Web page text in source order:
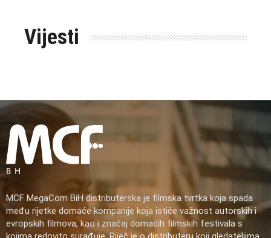
Vijesti
MCF MegaCom BiH distributerska je filmska tvrtka koja spada
među rijetke domaće kompanije koja ističe važnost autorskih i
evropskih filmova, kao i značaj domaćih filmskih festivala s